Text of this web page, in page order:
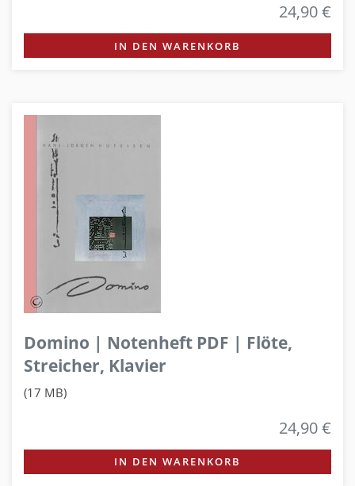
24,90 €
IN DEN WARENKORB
Domino | Notenheft PDF | Flöte,
Streicher, Klavier
(17 MB)
24,90 €
IN DEN WARENKORB